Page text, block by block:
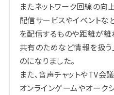
またネットワーク回線の向
配信サービスやイベントな
を配信するものや距離が
共有のためなど情報を扱
のになりました。
また、音声チャットやTV
オンラインゲームやオーク